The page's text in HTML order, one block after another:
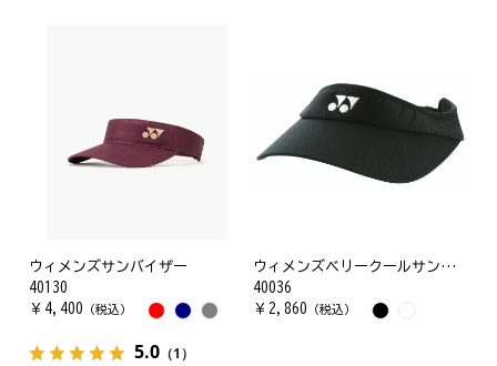
ウィメンズサンバイザー
40130
￥ 4,400 （税込）
5.0 （1）
ウィメンズベリークールサンバイザー
40036
￥ 2,860 （税込）